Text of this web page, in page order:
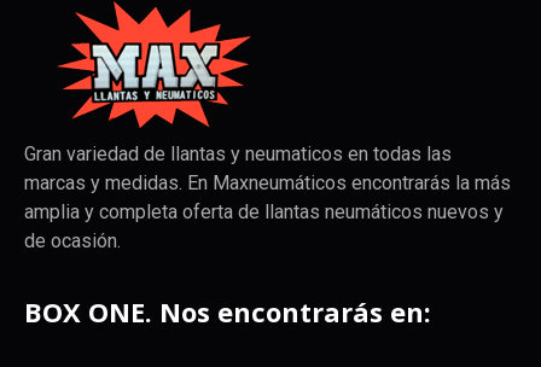
Gran variedad de llantas y neumaticos en todas las
marcas y medidas. En Maxneumáticos encontrarás la más
amplia y completa oferta de llantas neumáticos nuevos y
de ocasión.
BOX ONE. Nos encontrarás en: